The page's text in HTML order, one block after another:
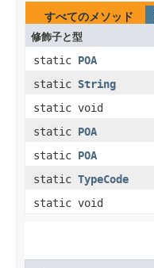
すべてのメソッド
修飾子と型
static POA
static String
static void
static POA
static POA
static TypeCode
static void